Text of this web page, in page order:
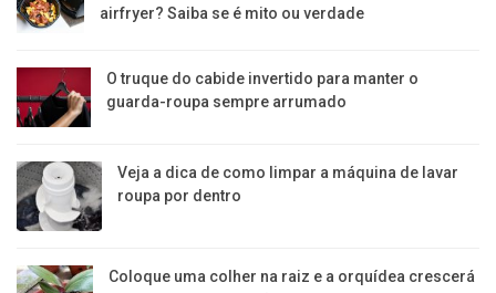
airfryer? Saiba se é mito ou verdade
O truque do cabide invertido para manter o
guarda-roupa sempre arrumado
Veja a dica de como limpar a máquina de lavar
roupa por dentro
Coloque uma colher na raiz e a orquídea crescerá